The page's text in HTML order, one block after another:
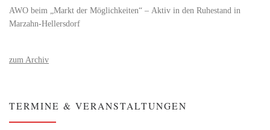
AWO beim „Markt der Möglichkeiten“ – Aktiv in den Ruhestand in
Marzahn-Hellersdorf
zum Archiv
TERMINE & VERANSTALTUNGEN